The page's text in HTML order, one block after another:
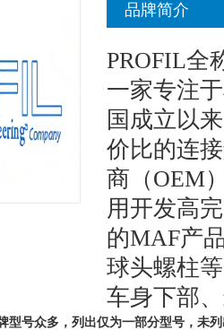
品牌简介
PROFIL全
一家专注
国成立以
价比的连
商（OEM
用开发高
的MAF产
球头螺柱
车身下部
型号众多，列出仅为一部分型号，未